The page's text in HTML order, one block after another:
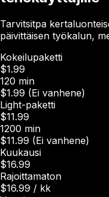
Tarvitsitpa
päivittäisen työkalun,
Kokeilupaketti
$1.99
120 min
$1.99 (Ei vanhene)
Light-paketti
$11.99
1200 min
$11.99 (Ei vanhene)
Kuukausi
$16.99
Rajoittamaton
$16.99 / kk